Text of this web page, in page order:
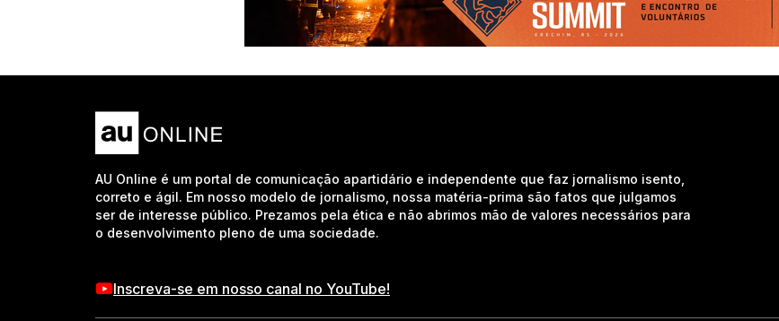
AU Online é um portal de comunicação apartidário e independente que faz jornalismo isento,
correto e ágil. Em nosso modelo de jornalismo, nossa matéria-prima são fatos que julgamos
ser de interesse público. Prezamos pela ética e não abrimos mão de valores necessários para
o desenvolvimento pleno de uma sociedade.
Inscreva-se em nosso canal no YouTube!